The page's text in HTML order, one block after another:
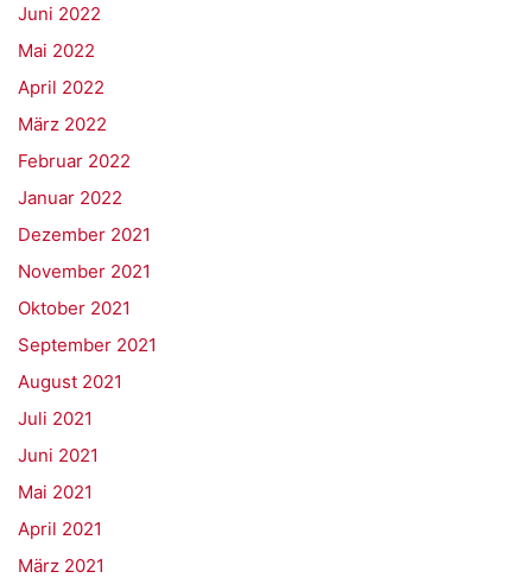
Juni 2022
Mai 2022
April 2022
März 2022
Februar 2022
Januar 2022
Dezember 2021
November 2021
Oktober 2021
September 2021
August 2021
Juli 2021
Juni 2021
Mai 2021
April 2021
März 2021